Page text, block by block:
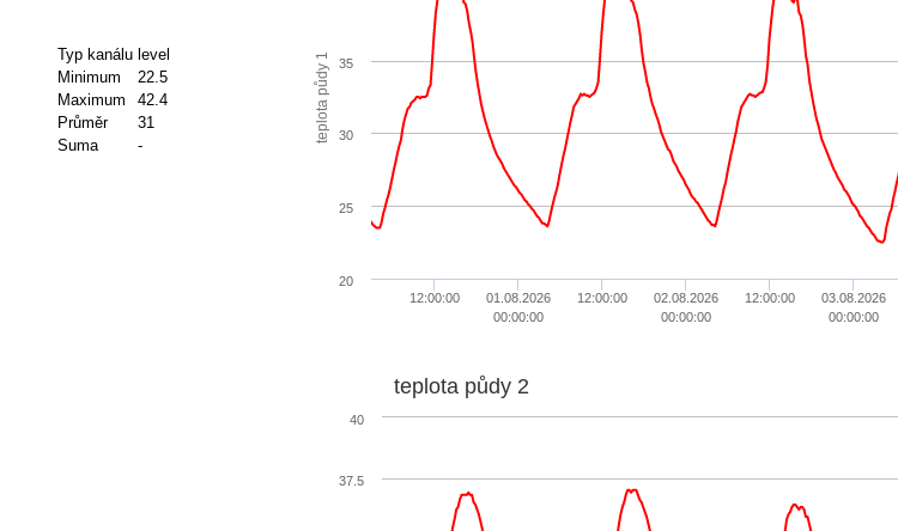
Typ kanálu level
Minimum
22.5
Maximum
42.4
Průměr
31
Suma
-
teplota půdy 1
12:00:00
01.08.2026
00:00:00
12:00:00
02.08.2026
00:00:00
12:00:00
03.08.2026
00:00:00
20
25
30
35
teplota půdy 2
37.5
40